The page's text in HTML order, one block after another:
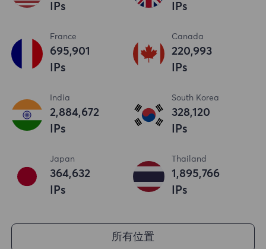
IPs
IPs
France
695,902
IPs
Canada
220,994
IPs
India
2,884,673
IPs
South Korea
328,121
IPs
Japan
364,633
IPs
Thailand
1,895,767
IPs
所有位置